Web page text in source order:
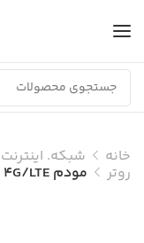
خانه شبکه. اینترنت
روتر مودم 4G/LTE قابل حمل تندا مدل 4G180